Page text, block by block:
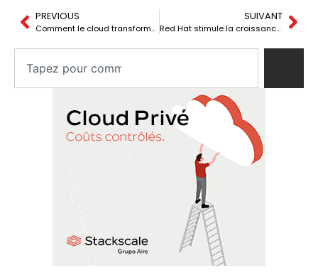
PREVIOUS
Comment le cloud transforme le développement logiciel
SUIVANT
Red Hat stimule la croissance de l’écosystème avec son nouveau Programme Partenaires Red Hat